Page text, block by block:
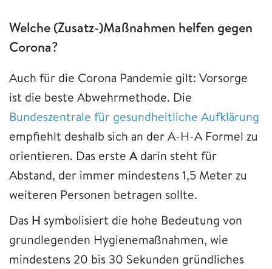
Welche (Zusatz-)Maßnahmen helfen gegen
Corona?
Auch für die Corona Pandemie gilt: Vorsorge
ist die beste Abwehrmethode. Die
Bundeszentrale für gesundheitliche Aufklärung
empfiehlt deshalb sich an der A-H-A Formel zu
orientieren. Das erste Adarin steht für
Abstand, der immer mindestens 1,5 Meter zu
weiteren Personen betragen sollte.
Das H symbolisiert die hohe Bedeutung von
grundlegenden Hygienemaßnahmen, wie
mindestens 20 bis 30 Sekunden gründliches